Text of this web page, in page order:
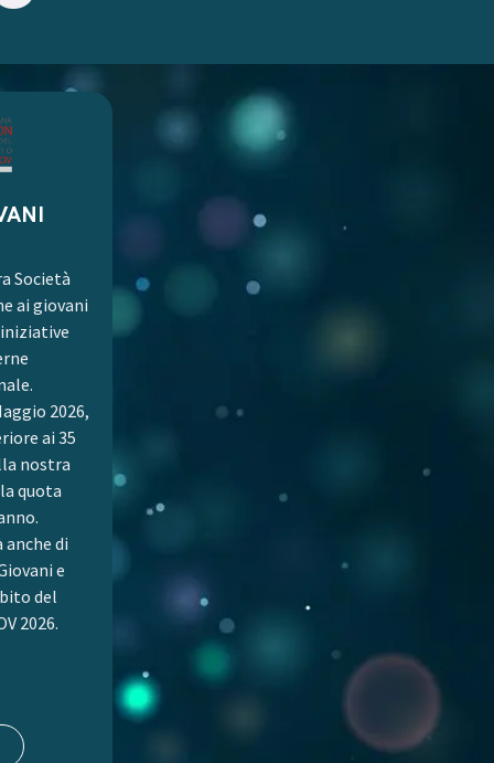
Società
ai giovani
2026,
ai 35
nostra
quota
di
e
del
2026.